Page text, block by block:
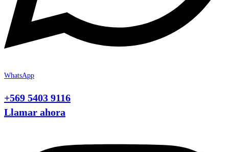
WhatsApp
+569 5403 9116
Llamar ahora